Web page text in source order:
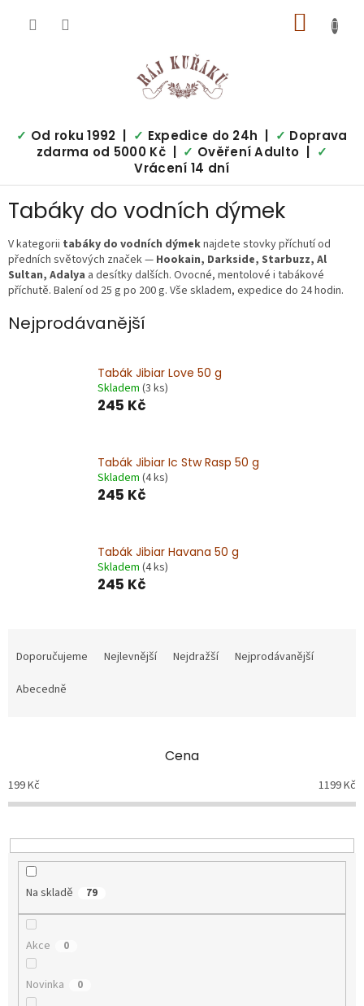
KOŠÍK
✓ Od roku 1992 | ✓ Expedice do 24h | ✓ Doprava
zdarma od 5000 Kč | ✓ Ověření Adulto |
✓
Vrácení 14 dní
Tabáky do vodních dýmek
V kategorii tabáky do vodních dýmeknajdete stovky příchutí od
předních světových značek — Hookain, Darkside, Starbuzz, Al
Sultan, Adalya a desítky dalších. Ovocné, mentolové i tabákové
příchutě. Balení od 25 g po 200 g. Vše skladem, expedice do 24 hodin.
Nejprodávanější
Tabák Jibiar Love 50 g
Skladem (3 ks)
245 Kč
Tabák Jibiar Ic Stw Rasp 50 g
Skladem (4 ks)
245 Kč
Tabák Jibiar Havana 50 g
Skladem (4 ks)
245 Kč
a
e
o
d
k
t
Doporučujeme Nejlevnější Nejdražší
Nejprodávanější
Abecedně
Cena
199Kč 1199Kč
Na skladě 79
Akce 0
Novinka 0